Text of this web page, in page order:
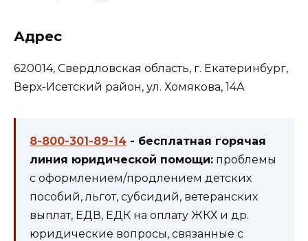
Адрес
620014, Свердловская область, г. Екатеринбург,
Верх-Исетский район, ул. Хомякова, 14А
8-800-301-89-14 - бесплатная горячая
линия юридической помощи: проблемы
с оформлением/продлением детских
пособий, льгот, субсидий, ветеранских
выплат, ЕДВ, ЕДК на оплату ЖКХ и др.
юридические вопросы, связанные с